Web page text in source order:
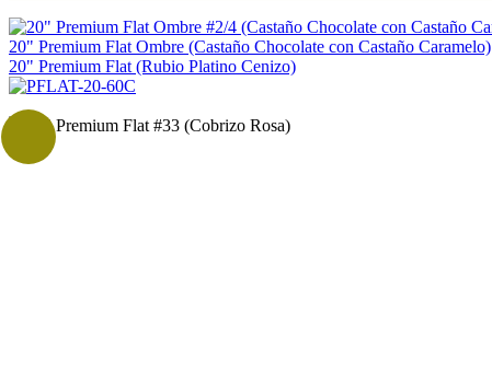
20" Premium Flat Ombre (Castaño Chocolate con Castaño Caramelo)
20" Premium Flat (Rubio Platino Cenizo)